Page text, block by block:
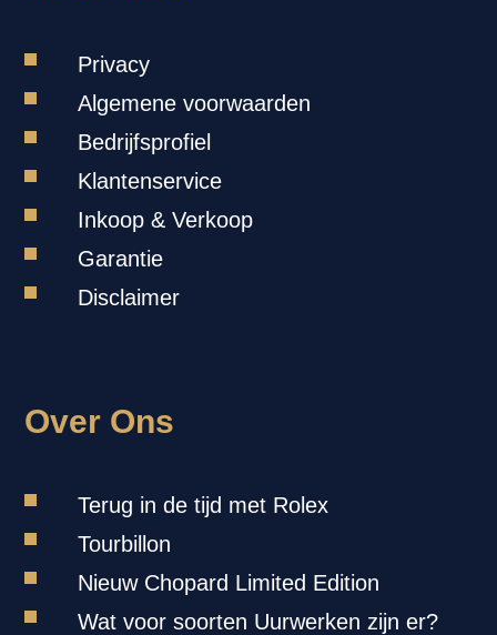
Privacy
Algemene voorwaarden
Bedrijfsprofiel
Klantenservice
Inkoop & Verkoop
Garantie
Disclaimer
Over Ons
Terug in de tijd met Rolex
Tourbillon
Nieuw Chopard Limited Edition
Wat voor soorten Uurwerken zijn er?